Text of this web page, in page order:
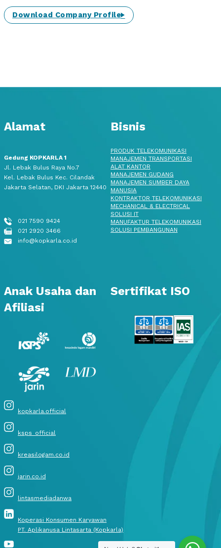
Download Company Profile
Alamat
Gedung KOPKARLA 1
Jl. Lebak Bulus Raya No.7
Kel. Lebak Bulus Kec. Cilandak
Jakarta Selatan, DKI Jakarta 12440
021 7590 9424
021 2920 3466
info@kopkarla.co.id
Bisnis
PRODUK TELEKOMUNIKASI
MANAJEMEN TRANSPORTASI
ALAT KANTOR
MANAJEMEN GUDANG
MANAJEMEN SUMBER DAYA
MANUSIA
KONTRAKTOR TELEKOMUNIKASI
MECHANICAL & ELECTRICAL
SOLUSI IT
MANUFAKTUR TELEKOMUNIKASI
SOLUSI PEMBANGUNAN
Anak Usaha dan
Afiliasi
Sertifikat ISO
kopkarla.official
ksps_official
kreasilogam.co.id
jarin.co.id
lintasmediadanwa
Koperasi Konsumen Karyawan
PT. Aplikanusa Lintasarta (Kopkarla)